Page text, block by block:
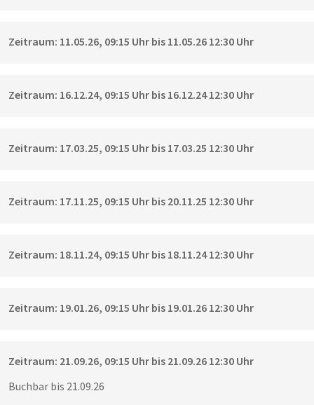
Zeitraum: 11.05.26, 09:15 Uhr bis 11.05.26 12:30 Uhr
Zeitraum: 16.12.24, 09:15 Uhr bis 16.12.24 12:30 Uhr
Zeitraum: 17.03.25, 09:15 Uhr bis 17.03.25 12:30 Uhr
Zeitraum: 17.11.25, 09:15 Uhr bis 20.11.25 12:30 Uhr
Zeitraum: 18.11.24, 09:15 Uhr bis 18.11.24 12:30 Uhr
Zeitraum: 19.01.26, 09:15 Uhr bis 19.01.26 12:30 Uhr
Zeitraum: 21.09.26, 09:15 Uhr bis 21.09.26 12:30 Uhr
Buchbar bis 21.09.26